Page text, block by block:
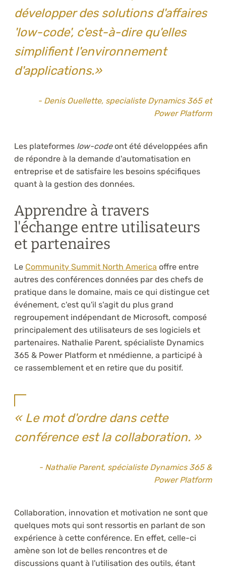
développer des solutions d'affaires
'low-code', c'est-à-dire qu'elles
simplifient l'environnement
d'applications.
- Denis Ouellette, specialiste Dynamics 365 et
Power Platform
Les plateformes low-codeont été développées afin
de répondre à la demande d'automatisation en
entreprise et de satisfaire les besoins spécifiques
quant à la gestion des données.
Apprendre à travers
l'échange entre utilisateurs
et partenaires
Le Community Summit North America offre entre
autres des conférences données par des chefs de
pratique dans le domaine, mais ce qui distingue cet
événement, c'est qu'il s'agit du plus grand
regroupement indépendant de Microsoft, composé
principalement des utilisateurs de ses logiciels et
partenaires. Nathalie Parent, spécialiste Dynamics
365 & Power Platform et nmédienne, a participé à
ce rassemblement et en retire que du positif.
Le mot d'ordre dans cette
conférence est la collaboration.
- Nathalie Parent, spécialiste Dynamics 365 &
Power Platform
Collaboration, innovation et motivation ne sont que
quelques mots qui sont ressortis en parlant de son
expérience à cette conférence. En effet, celle-ci
amène son lot de belles rencontres et de
discussions quant à l'utilisation des outils, étant